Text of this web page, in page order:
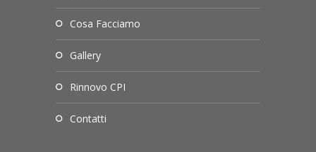
Cosa Facciamo
Gallery
Rinnovo CPI
Contatti